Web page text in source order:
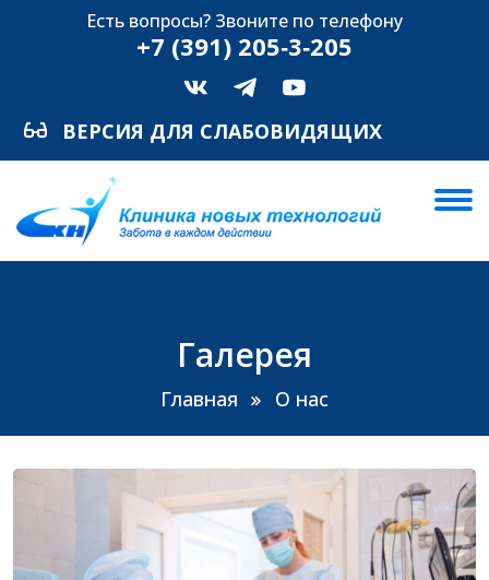
Есть вопросы? Звоните по телефону
+7 (391) 205‑3‑205
ВЕРСИЯ ДЛЯ СЛАБОВИДЯЩИХ
Галерея
Главная О нас